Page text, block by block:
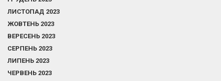
ЛИСТОПАД 2023
ЖОВТЕНЬ 2023
ВЕРЕСЕНЬ 2023
СЕРПЕНЬ 2023
ЛИПЕНЬ 2023
ЧЕРВЕНЬ 2023